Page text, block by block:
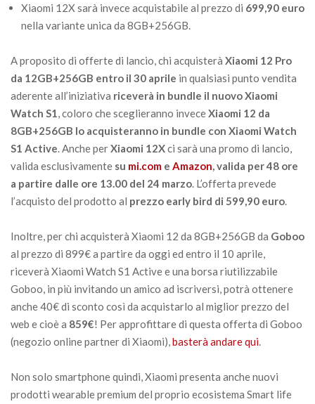
Xiaomi 12X sarà invece acquistabile al prezzo di 699,90 euro
nella variante unica da 8GB+256GB.
A proposito di offerte di lancio, chi acquisterà Xiaomi 12 Pro
da 12GB+256GB entro il 30 aprile in qualsiasi punto vendita
aderente all’iniziativa riceverà in bundle il nuovo Xiaomi
Watch S1, coloro che sceglieranno inveceXiaomi 12 da
8GB+256GB lo acquisteranno in bundle con Xiaomi Watch
S1 Active. Anche perXiaomi 12Xci sarà una promo di lancio,
valida esclusivamente su mi.com e Amazon, valida per 48 ore
a partire dalle ore 13.00 del 24 marzo. L’offerta prevede
l’acquisto del prodotto al prezzo early bird di 599,90 euro.
Inoltre, per chi acquisterà Xiaomi 12 da 8GB+256GB da Goboo
al prezzo di 899€ a partire da oggi ed entro il 10 aprile,
riceverà Xiaomi Watch S1 Active e una borsa riutilizzabile
Goboo, in più invitando un amico ad iscriversi, potrà ottenere
anche 40€ di sconto così da acquistarlo al miglior prezzo del
web e cioè a 859€! Per approfittare di questa offerta di Goboo
(negozio online partner di Xiaomi),basterà andare qui.
Non solo smartphone quindi, Xiaomi presenta anche nuovi
prodotti wearable premium del proprio ecosistema Smart life